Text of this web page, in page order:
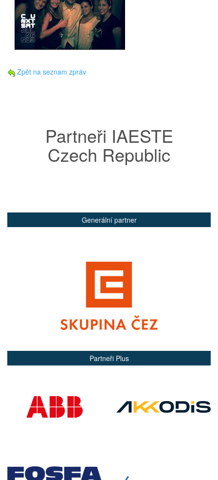
Zpět na seznam zpráv
Partneři IAESTE
Czech Republic
Generální partner
Partneři Plus